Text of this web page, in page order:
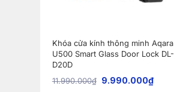
Khóa cửa kính thông minh Aqara
U500 Smart Glass Door Lock DL-
D20D
11.990.000₫ 9.990.000₫